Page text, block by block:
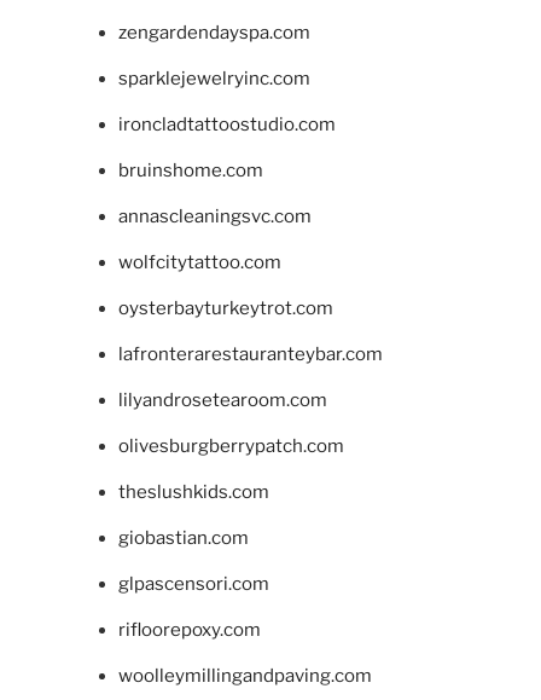
zengardendayspa.com
sparklejewelryinc.com
ironcladtattoostudio.com
bruinshome.com
annascleaningsvc.com
wolfcitytattoo.com
oysterbayturkeytrot.com
lafronterarestauranteybar.com
lilyandrosetearoom.com
olivesburgberrypatch.com
theslushkids.com
giobastian.com
glpascensori.com
rifloorepoxy.com
woolleymillingandpaving.com